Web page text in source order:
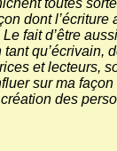
toutes
dont
fait d’être
tant qu’écrivain,
et lecteurs,
sur ma façon
des